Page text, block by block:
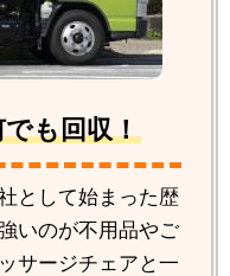
も回収！
として始まった歴
いのが不用品やご
サージチェアと一